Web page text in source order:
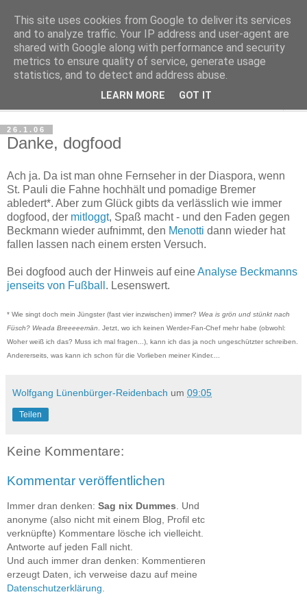
Haltungsturnen
Niveau sieht nur von unten aus wie Arroganz.
26.1.06
Danke, dogfood
Ach ja. Da ist man ohne Fernseher in der Diaspora, wenn
St. Pauli die Fahne hochhält und pomadige Bremer
abledert*. Aber zum Glück gibts da verlässlich wie immer
dogfood, der mitloggt, Spaß macht - und den Faden gegen
Beckmann wieder aufnimmt, den Menotti dann wieder hat
fallen lassen nach einem ersten Versuch.
Bei dogfood auch der Hinweis auf eineAnalyse Beckmanns
jenseits von Fußball . Lesenswert.
* Wie singt doch mein Jüngster (fast vier inzwischen) immer? Wea is grön und stünkt nach
Füsch? Weada Breeeeemän . Jetzt, wo ich keinen Werder-Fan-Chef mehr habe (obwohl:
Woher weiß ich das? Muss ich mal fragen...), kann ich das ja noch ungeschützter schreiben.
Andererseits, was kann ich schon für die Vorlieben meiner Kinder....
Wolfgang Lünenbürger-Reidenbach um 09:05
Teilen
Keine Kommentare:
Kommentar veröffentlichen
Immer dran denken: Sag nix Dummes . Und
anonyme (also nicht mit einem Blog, Profil etc
verknüpfte) Kommentare lösche ich vielleicht.
Antworte auf jeden Fall nicht.
Und auch immer dran denken: Kommentieren
erzeugt Daten, ich verweise dazu auf meine
Datenschutzerklärung
This site uses cookies from Google to deliver its services
and to analyze traffic. Your IP address and user-agent are
shared with Google along with performance and security
metrics to ensure quality of service, generate usage
statistics, and to detect and address abuse.
LEARN MORE GOT IT